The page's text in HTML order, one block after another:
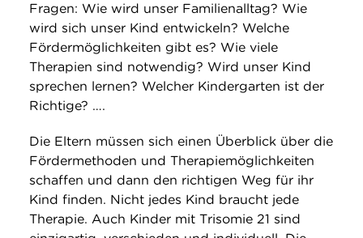
Fragen: Wie wird unser Familienalltag? Wie
wird sich unser Kind entwickeln? Welche
Fördermöglichkeiten gibt es? Wie viele
Therapien sind notwendig? Wird unser Kind
sprechen lernen? Welcher Kindergarten ist der
Richtige? ….
Die Eltern müssen sich einen Überblick über die
Fördermethoden und Therapiemöglichkeiten
schaffen und dann den richtigen Weg für ihr
Kind finden. Nicht jedes Kind braucht jede
Therapie. Auch Kinder mit Trisomie 21 sind